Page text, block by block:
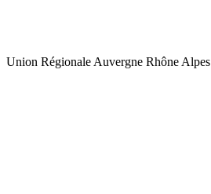
Union Régionale Auvergne Rhône Alpes